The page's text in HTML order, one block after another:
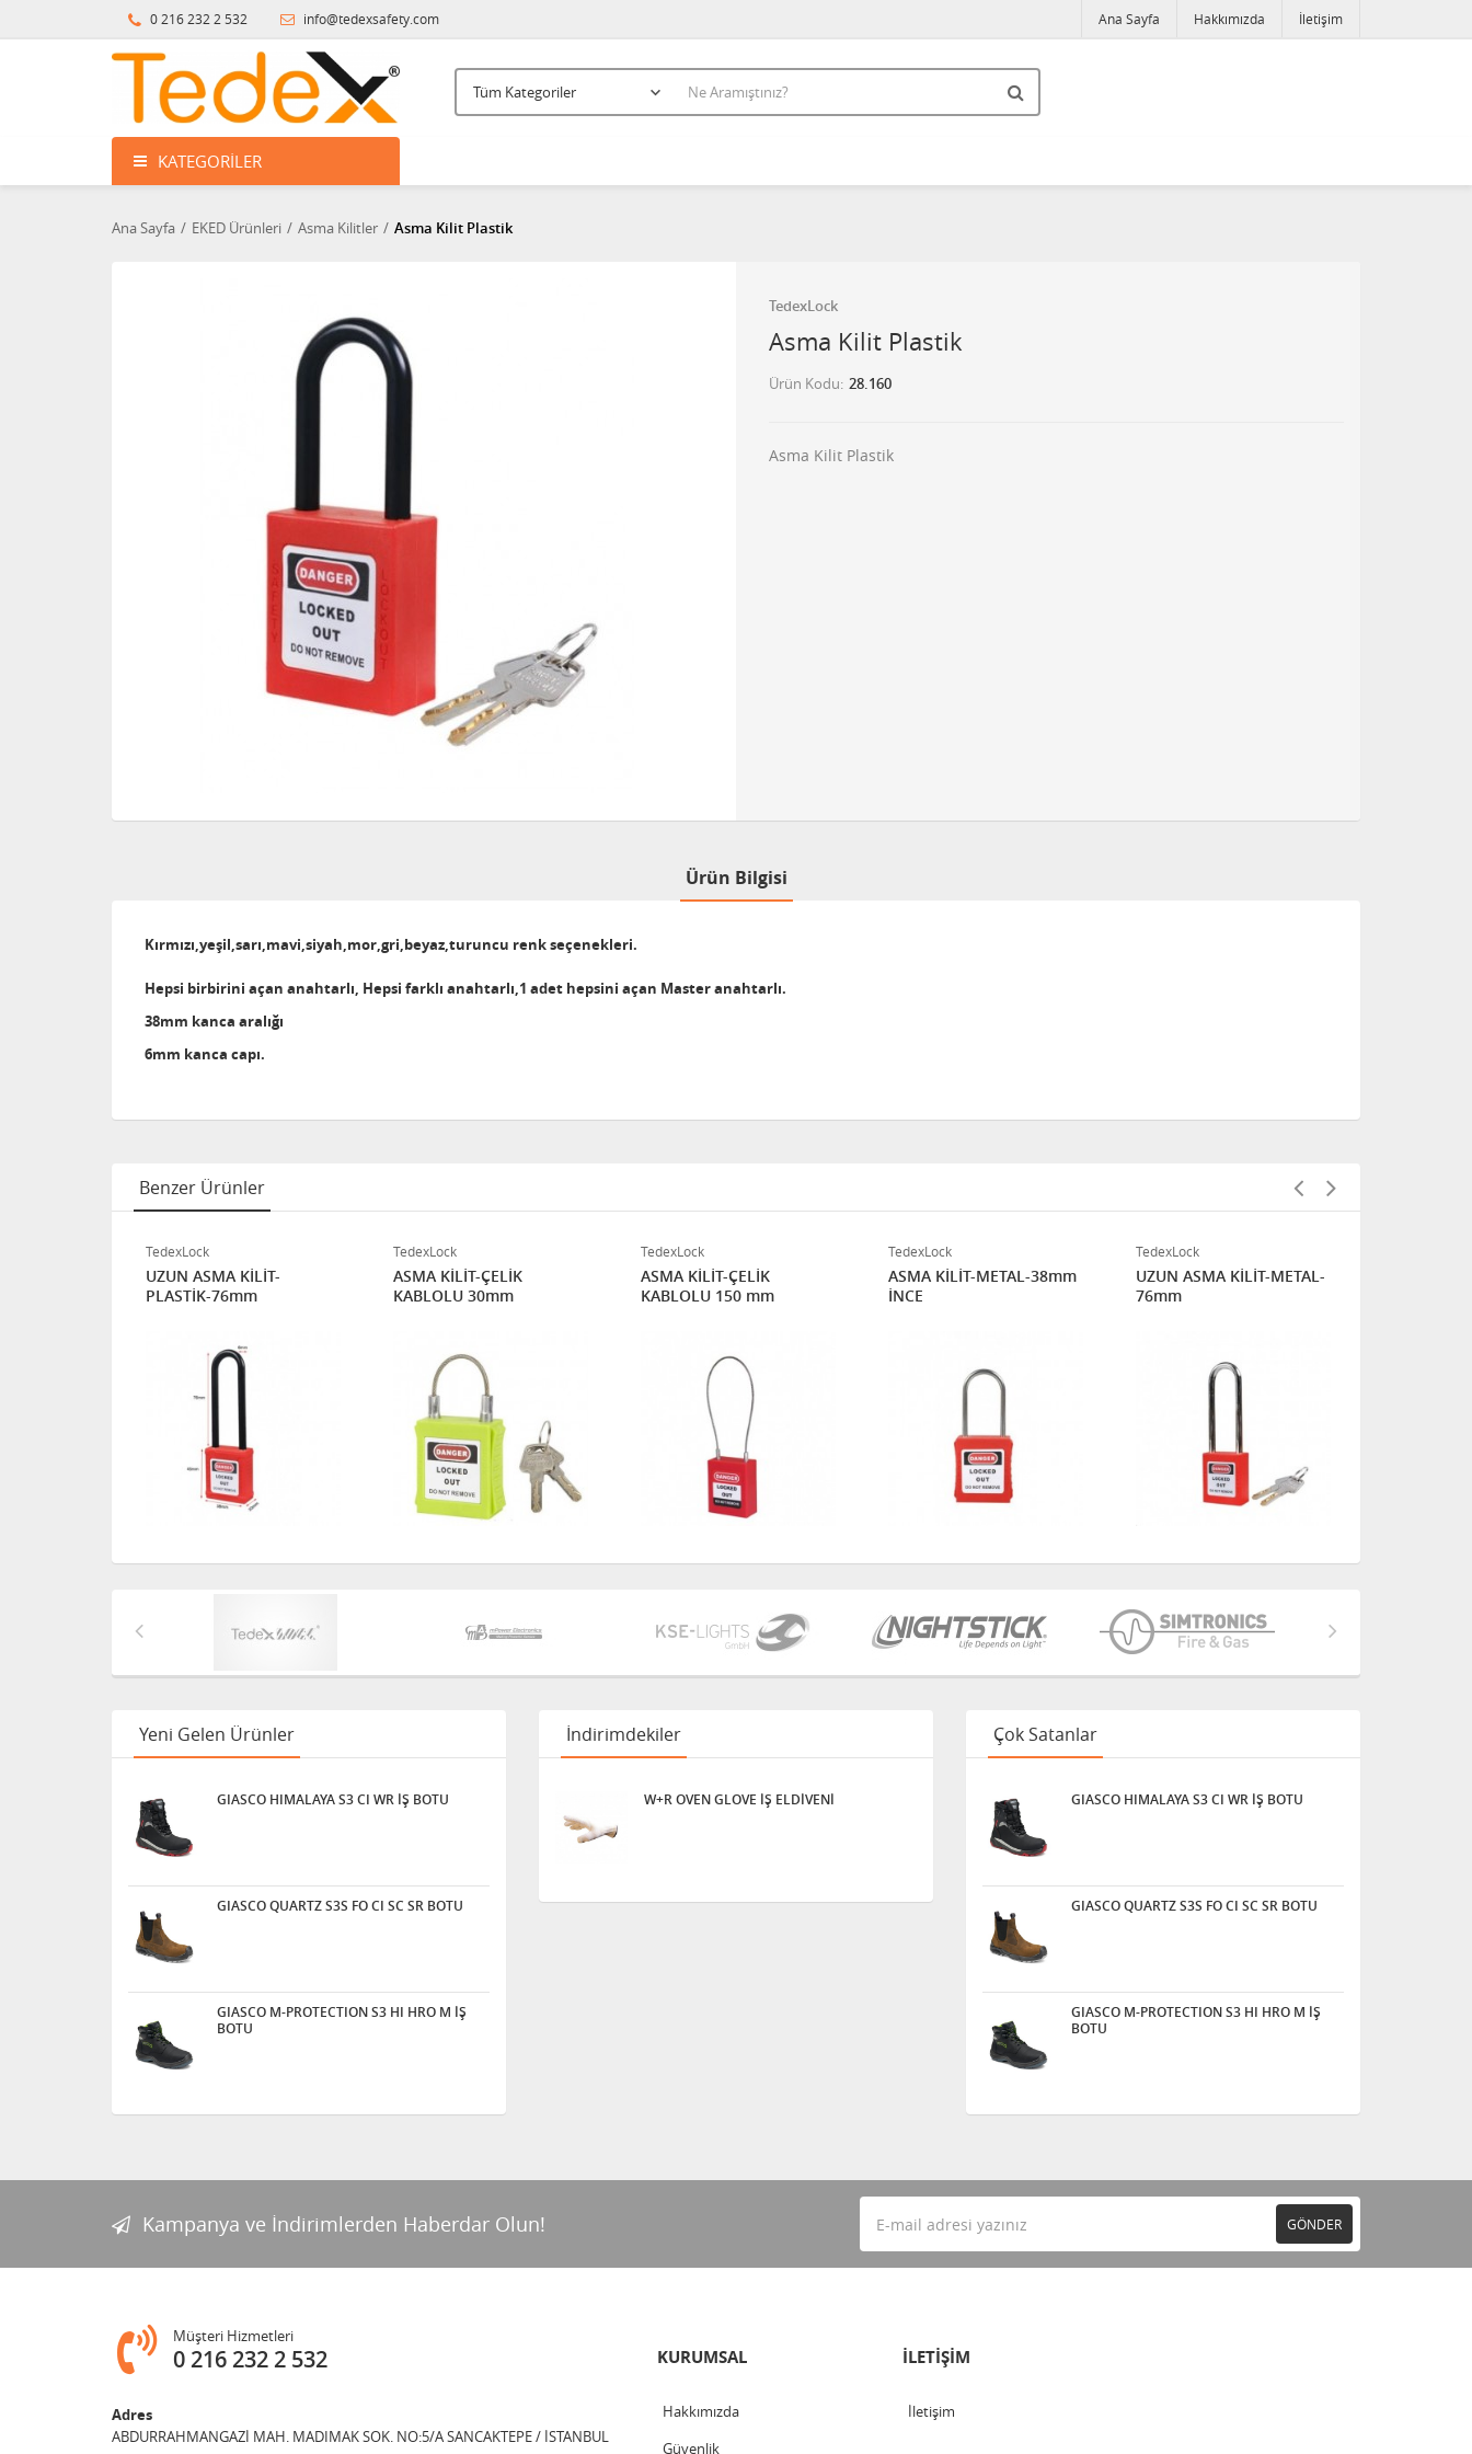
0 216 232 2 532 info@tedexsafety.com Ana Sayfa Hakkımızda İletişim
KATEGORILER
Ana Sayfa EKED Ürünleri Asma Kilitler Asma Kilit Plastik
TedexLock
Asma Kilit Plastik
Ürün Kodu 28.160
Asma Kilit Plastik
Ürün Bilgisi
Kırmızı,yeşil,sarı,mavi,siyah,mor,gri,beyaz,turuncu renk seçenekleri.
Hepsi birbirini açan anahtarlı, Hepsi farklı anahtarlı,1 adet hepsini açan Master anahtarlı.
38mm kanca aralığı
6mm kanca capı.
Benzer Ürünler
TedexLock
UZUN ASMA KİLİT-
PLASTİK-76mm
TedexLock
ASMA KİLİT-ÇELİK
KABLOLU 30mm
TedexLock
ASMA KİLİT-ÇELİK
KABLOLU 150 mm
TedexLock
ASMA KİLİT-METAL-38mm
İNCE
TedexLock
UZUN ASMA KİLİT-METAL-
76mm
Yeni Gelen Ürünler
GIASCO HIMALAYA S3 CI WR İŞ BOTU
GIASCO QUARTZ S3S FO CI SC SR BOTU
GIASCO M-PROTECTION S3 HI HRO M İŞ
BOTU
İndirimdekiler
W+R OVEN GLOVE İŞ ELDİVENİ
Çok Satanlar
GIASCO HIMALAYA S3 CI WR İŞ BOTU
GIASCO QUARTZ S3S FO CI SC SR BOTU
GIASCO M-PROTECTION S3 HI HRO M İŞ
BOTU
Kampanya ve İndirimlerden Haberdar Olun! GÖNDER
Müşteri Hizmetleri
0 216 232 2 532
Adres
ABDURRAHMANGAZİ MAH. MADIMAK SOK. NO:5/A SANCAKTEPE / İSTANBUL
KURUMSAL
Hakkımızda
Güvenlik
İLETİŞİM
İletişim